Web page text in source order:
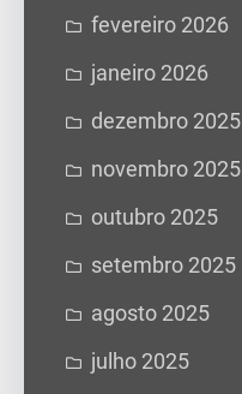
fevereiro 2026
janeiro 2026
dezembro 2025
novembro 2025
outubro 2025
setembro 2025
agosto 2025
julho 2025